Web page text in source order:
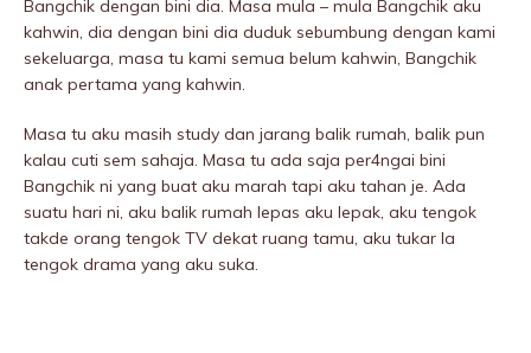
Bangchik dengan bini dia. Masa mula – mula Bangchik aku
kahwin, dia dengan bini dia duduk sebumbung dengan kami
sekeluarga, masa tu kami semua belum kahwin, Bangchik
anak pertama yang kahwin.
Masa tu aku masih study dan jarang balik rumah, balik pun
kalau cuti sem sahaja. Masa tu ada saja per4ngai bini
Bangchik ni yang buat aku marah tapi aku tahan je. Ada
suatu hari ni, aku balik rumah lepas aku lepak, aku tengok
takde orang tengok TV dekat ruang tamu, aku tukar la
tengok drama yang aku suka.